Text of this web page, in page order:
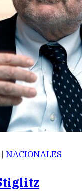
| NACIONALES